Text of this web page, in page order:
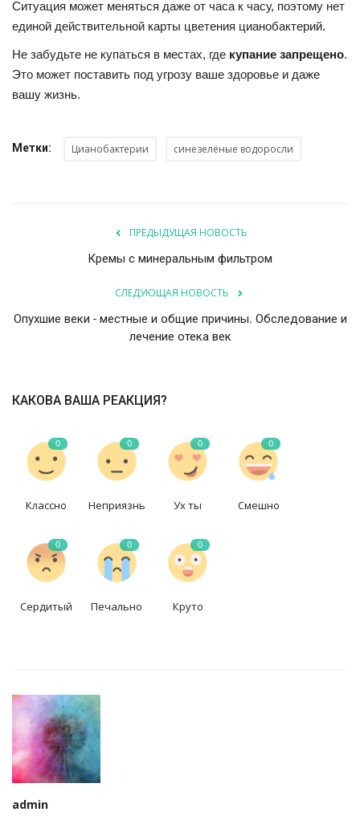
Ситуация может меняться даже от часа к часу, поэтому нет
единой действительной карты цветения цианобактерий.
Не забудьте не купаться в местах, где купание запрещено.
Это может поставить под угрозу ваше здоровье и даже
вашу жизнь.
Метки: Цианобактерии синезелёные водоросли
ПРЕДЫДУЩАЯ НОВОСТЬ
Кремы с минеральным фильтром
СЛЕДУЮЩАЯ НОВОСТЬ
Опухшие веки - местные и общие причины. Обследование и
лечение отека век
КАКОВА ВАША РЕАКЦИЯ?
0
Классно
0
Неприязнь
0
Ух ты
0
Смешно
0
Сердитый
0
Печально
0
Круто
admin